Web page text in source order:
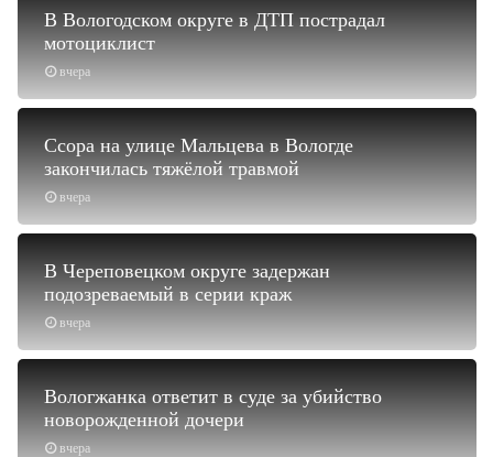
вчера
В Вологодском округе в ДТП пострадал
мотоциклист
вчера
Ссора на улице Мальцева в Вологде
закончилась тяжёлой травмой
вчера
В Череповецком округе задержан
подозреваемый в серии краж
вчера
Вологжанка ответит в суде за убийство
новорожденной дочери